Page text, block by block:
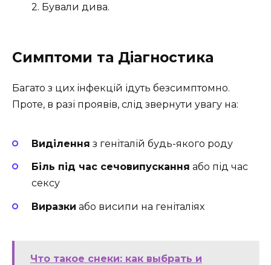
2. Бували дива.
Симптоми та Діагностика
Багато з цих інфекцій ідуть безсимптомно.
Проте, в разі проявів, слід звернути увагу на:
Виділення з геніталій будь-якого роду
Біль під час сечовипускання або під час
сексу
Виразки або висипи на геніталіях
Что такое снеки: как выбрать и